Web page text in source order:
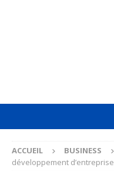
ACCUEIL BUSINESS
développement d’entreprise